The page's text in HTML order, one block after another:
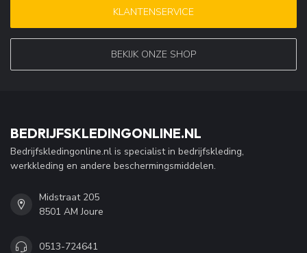
KLANTENSERVICE
BEKIJK ONZE SHOP
BEDRIJFSKLEDINGONLINE.NL
Bedrijfskledingonline.nl is specialist in bedrijfskleding,
werkkleding en andere beschermingsmiddelen.
Midstraat 205
8501 AM Joure
0513-724641